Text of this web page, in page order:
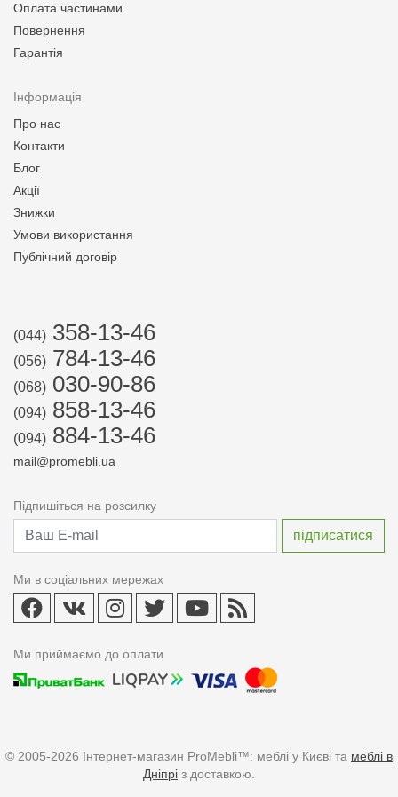
Оплата частинами
Повернення
Гарантія
Інформація
Про нас
Контакти
Блог
Акції
Знижки
Умови використання
Публічний договір
(044) 358-13-46
(056) 784-13-46
(068) 030-90-86
(094) 858-13-46
(094) 884-13-46
mail@promebli.ua
Підпишіться на розсилку
Ми в соціальних мережах
Ми приймаємо до оплати
© 2005-2026 Інтернет-магазин ProMebli™: меблі у Києві та меблі в
Дніпрі з доставкою.